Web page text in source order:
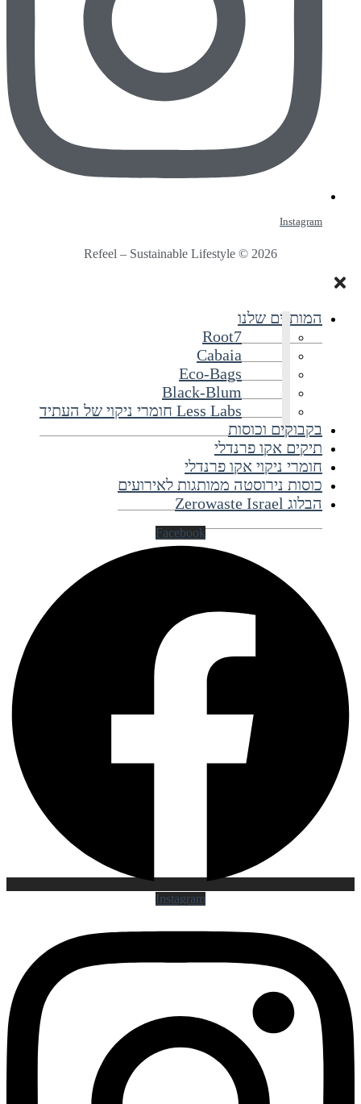
Instagram
Refeel – Sustainable Lifestyle © 2026
המותגים שלנו
Root7
Cabaia
Eco-Bags
Black-Blum
Less Labs חומרי ניקוי של העתיד
בקבוקים וכוסות
תיקים אקו פרנדלי
חומרי ניקוי אקו פרנדלי
כוסות נירוסטה ממותגות לאירועים
הבלוג Zerowaste Israel
Facebook
Instagram